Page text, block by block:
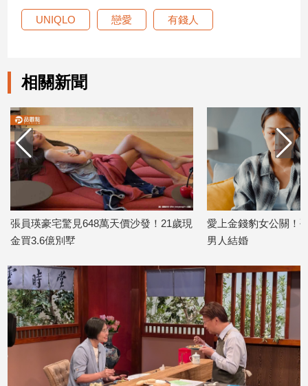
室
旅
遊/
食
星
座/
命
理
健
親
子/
感
情
藝
術
UNIQLO 戀愛 有錢人
相關新聞
張員瑛豪宅驚見648萬天價沙發！21歲現
金買3.6億別墅
愛上金錢豹女公關！
男人結婚